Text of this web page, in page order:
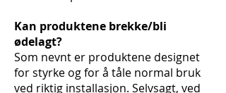
Kan produktene brekke/bli
ødelagt?
Som nevnt er produktene designet
for styrke og for å tåle normal bruk
ved riktig installasjon. Selvsagt, ved